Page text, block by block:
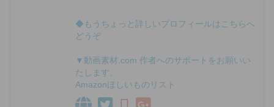
◆もうちょっと詳しいプロフィールはこちらへ
どうぞ
▼動画素材.com 作者へのサポートをお願いい
たします。
Amazonほしいものリスト